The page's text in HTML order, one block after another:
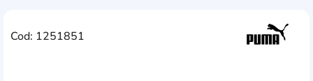
Cod: 1251851